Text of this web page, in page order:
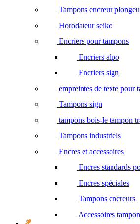
Tampons encreur
Horodateur seiko
Encriers pour tampons
Encriers alpo
Encriers sign
empreintes de texte pour
Tampons sign
tampons bois-le tampon
Tampons industriels
Encres et accessoires
Encres standards
Encres spéciales
Tampons encreurs
Accessoires